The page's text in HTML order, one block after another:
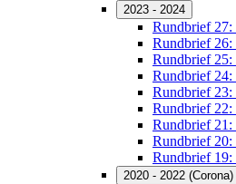
2023 - 2024
Rundbrief 27:
Rundbrief 26:
Rundbrief
Rundbrief 24:
Rundbrief 23:
Rundbrief 22:
Rundbrief
Rundbrief
Rundbrief 19:
2020 - 2022 (Corona)